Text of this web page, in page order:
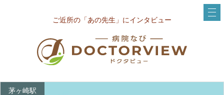
ご近所の「あの先生」にインタビュー
茅ヶ崎駅